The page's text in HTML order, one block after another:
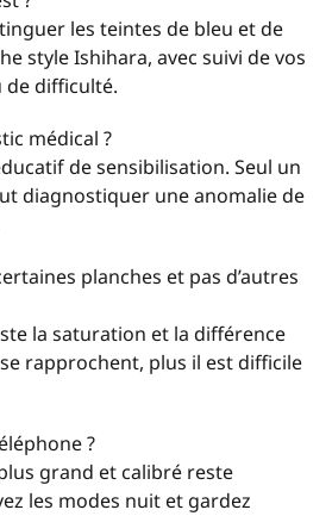
les teintes de bleu et de
style Ishihara, avec suivi de vos
de difficulté.
médical ?
de sensibilisation. Seul un
diagnostiquer une anomalie de
planches et pas d’autres
la saturation et la différence
rapprochent, plus il est difficile
?
grand et calibré reste
les modes nuit et gardez